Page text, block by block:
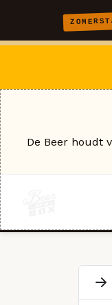
De Beer houdt